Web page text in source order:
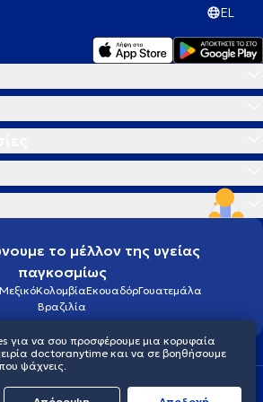
EL
το μέλλον της υγείας
παγκοσμίως
ΚολομβίαΕκουαδόρΓουατεμάλα
Βραζιλία
Πολιτική προστασίας προσωπικού απορρήτου
για να σου προσφέρουμε μια κορυφαία
doctoranytime και να σε βοηθήσουμε
ψάχνεις.